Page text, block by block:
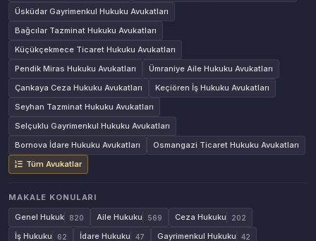
Üsküdar Gayrimenkul Hukuku Avukatları
Bağcılar Tazminat Hukuku Avukatları
Küçükçekmece Ticaret Hukuku Avukatları
Pendik Miras Hukuku Avukatları
Ümraniye Aile Hukuku Avukatları
Çankaya Ceza Hukuku Avukatları
Keçiören İş Hukuku Avukatları
Seyhan Tazminat Hukuku Avukatları
Selçuklu Gayrimenkul Hukuku Avukatları
Bornova İdare Hukuku Avukatları
Osmangazi Ticaret Hukuku Avukatları
Tüm Avukatlar
MAKALE KONULARI
Genel Hukuk
820 Aile Hukuku 569 Ceza Hukuku 202
İş Hukuku 62 İdare Hukuku 47 Gayrimenkul Hukuku 42